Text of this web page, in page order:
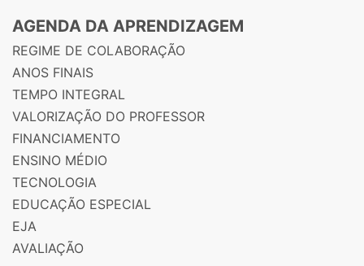
AGENDA DA APRENDIZAGEM
REGIME DE COLABORAÇÃO
ANOS FINAIS
TEMPO INTEGRAL
VALORIZAÇÃO DO PROFESSOR
FINANCIAMENTO
ENSINO MÉDIO
TECNOLOGIA
EDUCAÇÃO ESPECIAL
EJA
AVALIAÇÃO